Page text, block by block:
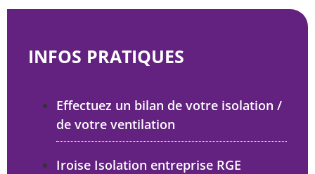
INFOS PRATIQUES
Effectuez un bilan de votre isolation /
de votre ventilation
Iroise Isolation entreprise RGE